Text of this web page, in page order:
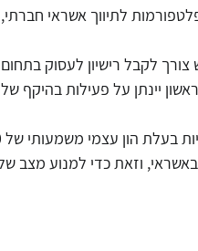
לתיווך אשראי
לקבל רישיון לעסוק
עצמי משמעותי של 100 אלף שקל לפחות.
וזאת כדי למנוע מצב